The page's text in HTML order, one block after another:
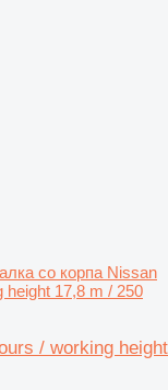
со корпа Nissan
height 17,8 m / 250
/ working height